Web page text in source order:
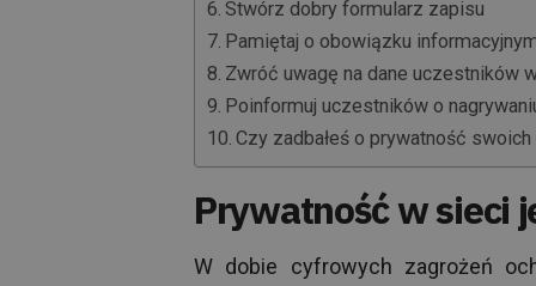
Stwórz dobry formularz zapisu
Pamiętaj o obowiązku
Zwróć uwagę na dane uczestników
Poinformuj uczestników o
Czy zadbałeś o prywatność
Prywatność w sieci
W dobie cyfrowych zagrożeń